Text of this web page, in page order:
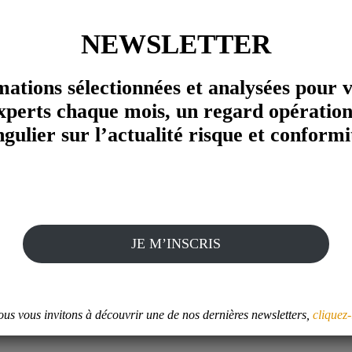
organisée par l’IHEDN
ETUDES ET SONDAGES
idée forte : démocratiser l'accès à
sur le sujet de l'intégrité et l'éthique.
NEWSLETTER
sélectionnées et analysées pour
chaque mois, un regard
sur l’actualité risque et
JE M’INSCRIS
vous invitons à découvrir une de nos dernières newsletters,